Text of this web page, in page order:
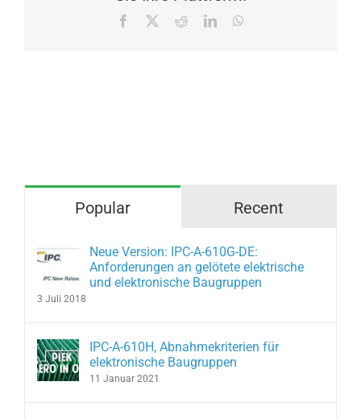
Facebook RedditLinkedIn
Popular Recent
Neue Version: IPC-A-610G-DE:
Anforderungen an gelötete elektrische
und elektronische Baugruppen
3 Juli 2018
IPC-A-610H, Abnahmekriterien für
elektronische Baugruppen
11 Januar 2021